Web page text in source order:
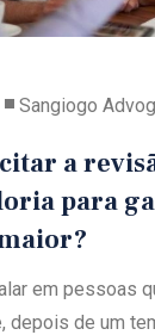
Sangiogo
a
para
em pessoas
depois de um